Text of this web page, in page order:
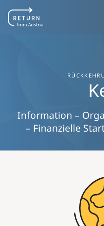
Перейти до
Information –
– Finanzielle